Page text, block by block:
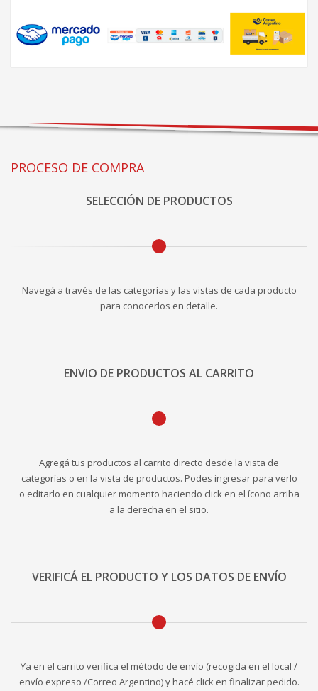
PROCESO DE COMPRA
SELECCIÓN DE PRODUCTOS
Navegá a través de las categorías y las vistas de cada producto
para conocerlos en detalle.
ENVIO DE PRODUCTOS AL CARRITO
Agregá tus productos al carrito directo desde la vista de
categorías o en la vista de productos. Podes ingresar para verlo
o editarlo en cualquier momento haciendo click en el ícono arriba
a la derecha en el sitio.
VERIFICÁ EL PRODUCTO Y LOS DATOS DE ENVÍO
Ya en el carrito verifica el método de envío (recogida en el local /
envío expreso /Correo Argentino) y hacé click en finalizar pedido.